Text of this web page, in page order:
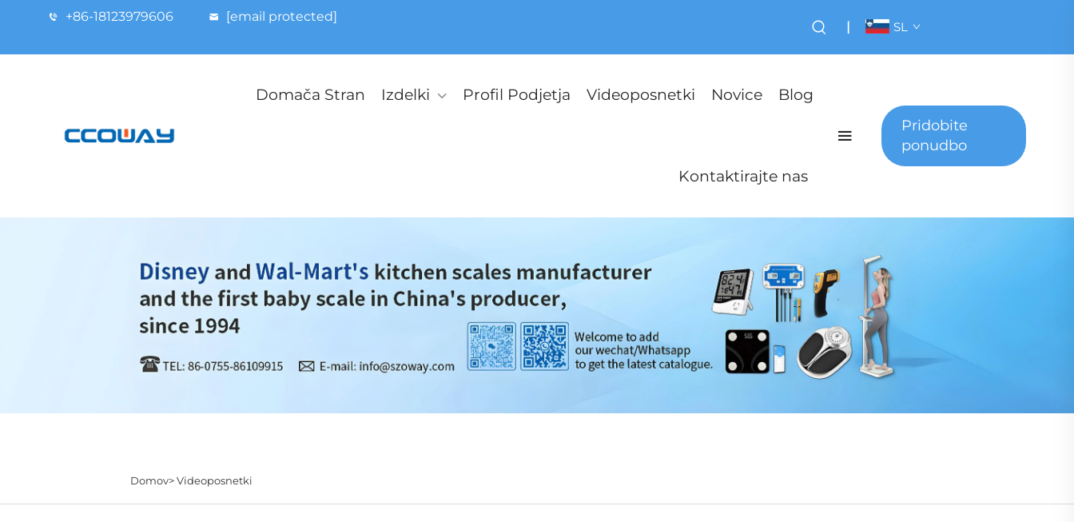
+86-18123979606 [email protected]
| SL
Domača Stran Izdelki Profil Podjetja Videoposnetki Novice Blog
Kontaktirajte nas
Pridobite
ponudbo
Domov>Videoposnetki